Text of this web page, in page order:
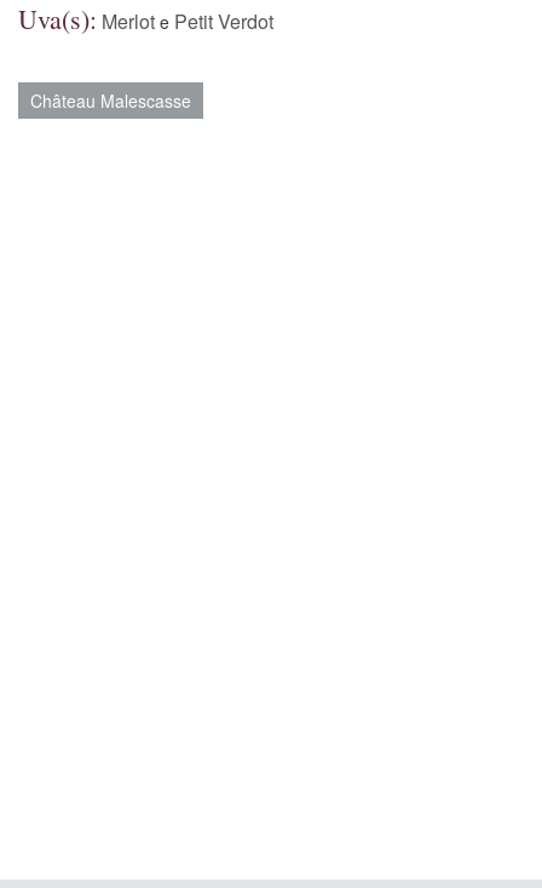
Uva(s): Merlot e Petit Verdot
Château Malescasse